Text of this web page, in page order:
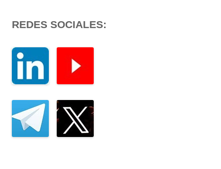
REDES SOCIALES: